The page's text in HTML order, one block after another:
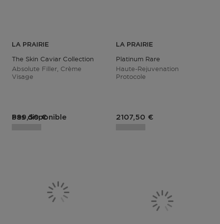
Pas disponible
LA PRAIRIE
The Skin Caviar Collection
Absolute Filler, Crème
Visage
Prix du produit
699,50 €
LA PRAIRIE
Platinum Rare
Haute-Rejuvenation
Protocole
Prix du produit
2107,50 €